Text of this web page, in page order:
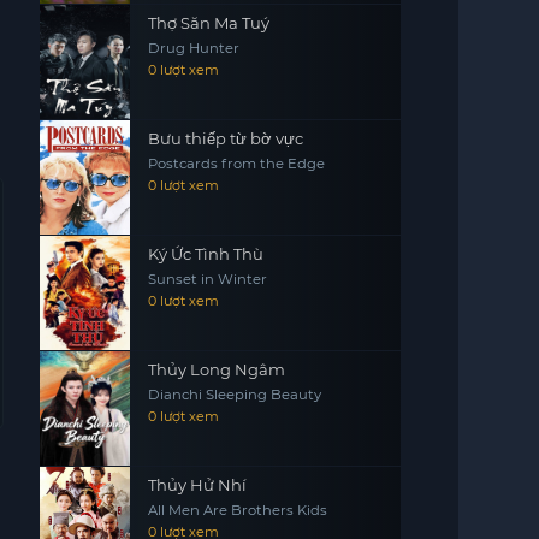
Thợ Săn Ma Tuý
Drug Hunter
0 lượt xem
Bưu thiếp từ bờ vực
Postcards from the Edge
0 lượt xem
Ký Ức Tình Thù
Sunset in Winter
0 lượt xem
Thủy Long Ngâm
Dianchi Sleeping Beauty
0 lượt xem
Thủy Hử Nhí
All Men Are Brothers Kids
0 lượt xem